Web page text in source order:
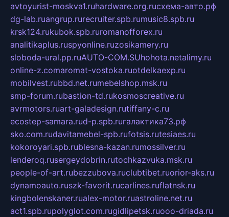
avtoyurist-moskva1.ruhardware.org.ruсхема-авто.рф
dg-lab.ruangrup.rurecruiter.spb.rumusic8.spb.ru
krsk124.rukubok.spb.ruromanofforex.ru
analitikaplus.ruspyonline.ruzosikamery.ru
sloboda-ural.pp.ruAUTO-COM.SUhohota.netalimy.ru
online-z.comaromat-vostoka.ruotdelkaexp.ru
mobilvest.rubbd.net.rumebelshop.msk.ru
smp-forum.rubastion-td.rukosmoscreative.ru
avrmotors.ruart-galadesign.rutiffany-c.ru
ecostep-samara.rud-p.spb.ruгалактика73.рф
sko.com.rudavitamebel-spb.rufotsis.rutesiaes.ru
kokoroyari.spb.rublesna-kazan.rumossilver.ru
lenderoq.rusergeydobrin.rutochkazvuka.msk.ru
people-of-art.rubezzubova.ruclubtibet.ruorior-aks.ru
dynamoauto.ruszk-favorit.rucarlines.ruflatnsk.ru
kingbolenskaner.rualex-motor.ruastroline.net.ru
act1.spb.rupolyglot.com.rugidlipetsk.ruooo-driada.ru